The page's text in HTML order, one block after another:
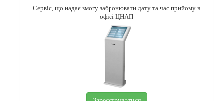
Сервіс, що надає змогу забронювати дату та час прийому в
офісі ЦНАП